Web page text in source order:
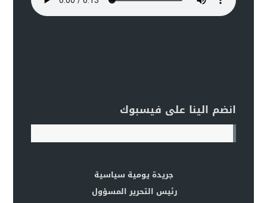
انضم الينا على فيسبوك
جريدة يومية سياسية
رئيس التحرير المسؤول